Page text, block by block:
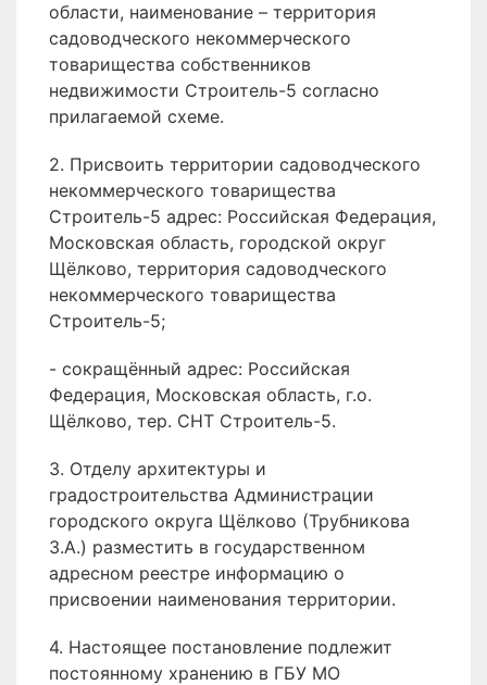
области, наименование – территория
садоводческого некоммерческого
товарищества собственников
недвижимости Строитель-5 согласно
прилагаемой схеме.
2. Присвоить территории садоводческого
некоммерческого товарищества
Строитель-5 адрес: Российская Федерация,
Московская область, городской округ
Щёлково, территория садоводческого
некоммерческого товарищества
Строитель-5;
- сокращённый адрес: Российская
Федерация, Московская область, г.о.
Щёлково, тер. СНТ Строитель-5.
3. Отделу архитектуры и
градостроительства Администрации
городского округа Щёлково (Трубникова
З.А.) разместить в государственном
адресном реестре информацию о
присвоении наименования территории.
4. Настоящее постановление подлежит
постоянному хранению в ГБУ МО